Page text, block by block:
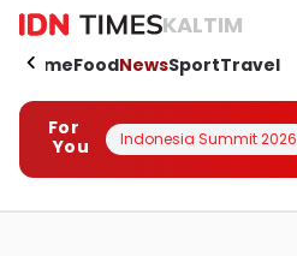
KALTIM
HomeFoodNewsSportTravel
For
You
Indonesia Summit 2026